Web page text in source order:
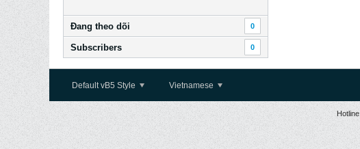
Ðang theo dõi 0
Subscribers 0
Default vB5 Style Vietnamese